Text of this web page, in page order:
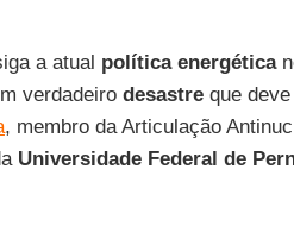
a atual política energética
verdadeiro desastreque
, membro da Articulação
Universidade Federal de